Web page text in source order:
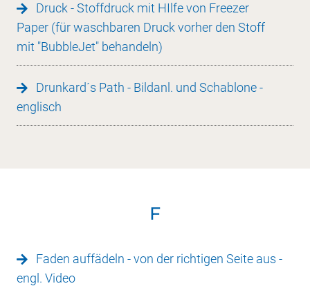
Druck - Stoffdruck mit HIlfe von Freezer
Paper (für waschbaren Druck vorher den Stoff
mit "BubbleJet" behandeln)
Drunkard´s Path - Bildanl. und Schablone -
englisch
F
Faden auffädeln - von der richtigen Seite aus -
engl. Video